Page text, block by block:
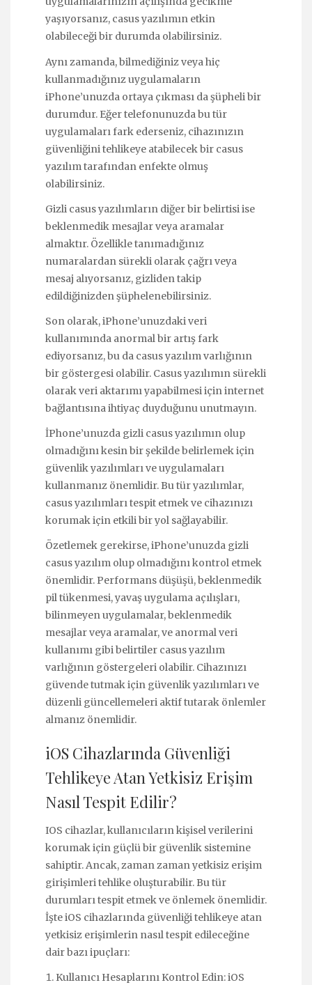
yaşıyorsanız, casus yazılımın etkin
olabileceği bir durumda olabilirsiniz.
Aynı zamanda, bilmediğiniz veya hiç
kullanmadığınız uygulamaların
iPhone’unuzda ortaya çıkması da şüpheli bir
durumdur. Eğer telefonunuzda bu tür
uygulamaları fark ederseniz, cihazınızın
güvenliğini tehlikeye atabilecek bir casus
yazılım tarafından enfekte olmuş
olabilirsiniz.
Gizli casus yazılımların diğer bir belirtisi ise
beklenmedik mesajlar veya aramalar
almaktır. Özellikle tanımadığınız
numaralardan sürekli olarak çağrı veya
mesaj alıyorsanız, gizliden takip
edildiğinizden şüphelenebilirsiniz.
Son olarak, iPhone’unuzdaki veri
kullanımında anormal bir artış fark
ediyorsanız, bu da casus yazılım varlığının
bir göstergesi olabilir. Casus yazılımın sürekli
olarak veri aktarımı yapabilmesi için internet
bağlantısına ihtiyaç duyduğunu unutmayın.
İPhone’unuzda gizli casus yazılımın olup
olmadığını kesin bir şekilde belirlemek için
güvenlik yazılımları ve uygulamaları
kullanmanız önemlidir. Bu tür yazılımlar,
casus yazılımları tespit etmek ve cihazınızı
korumak için etkili bir yol sağlayabilir.
Özetlemek gerekirse, iPhone’unuzda gizli
casus yazılım olup olmadığını kontrol etmek
önemlidir. Performans düşüşü, beklenmedik
pil tükenmesi, yavaş uygulama açılışları,
bilinmeyen uygulamalar, beklenmedik
mesajlar veya aramalar, ve anormal veri
kullanımı gibi belirtiler casus yazılım
varlığının göstergeleri olabilir. Cihazınızı
güvende tutmak için güvenlik yazılımları ve
düzenli güncellemeleri aktif tutarak önlemler
almanız önemlidir.
iOS Cihazlarında Güvenliği
Tehlikeye Atan Yetkisiz Erişim
Nasıl Tespit Edilir?
IOS cihazlar, kullanıcıların kişisel verilerini
korumak için güçlü bir güvenlik sistemine
sahiptir. Ancak, zaman zaman yetkisiz erişim
girişimleri tehlike oluşturabilir. Bu tür
durumları tespit etmek ve önlemek önemlidir.
İşte iOS cihazlarında güvenliği tehlikeye atan
yetkisiz erişimlerin nasıl tespit edileceğine
dair bazı ipuçları:
Kullanıcı Hesaplarını Kontrol Edin: iOS